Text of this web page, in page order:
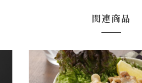
関連商品